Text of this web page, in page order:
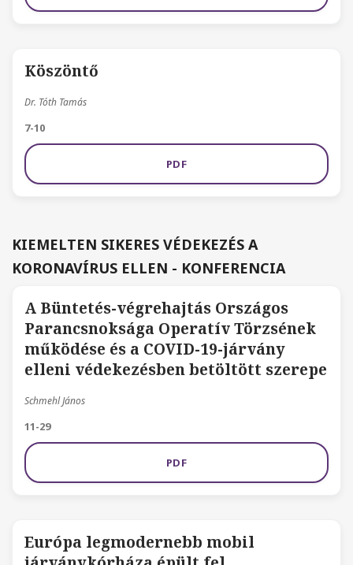
Köszöntő
Dr. Tóth Tamás
7-10
PDF
KIEMELTEN SIKERES VÉDEKEZÉS A
KORONAVÍRUS ELLEN - KONFERENCIA
A Büntetés-végrehajtás Országos
Parancsnoksága Operatív Törzsének
működése és a COVID-19-járvány
elleni védekezésben betöltött szerepe
Schmehl János
11-29
PDF
Európa legmodernebb mobil